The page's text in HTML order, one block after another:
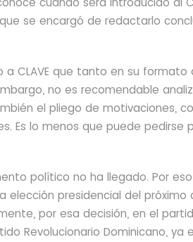
se encargó de redactarlo
CLAVE que tanto en su formato
no es recomendable
el pliego de motivaciones,
Es lo menos que puede pedirse
político no ha llegado. Por
presidencial del próximo
por esa decisión, en el
Revolucionario Dominicano, ya